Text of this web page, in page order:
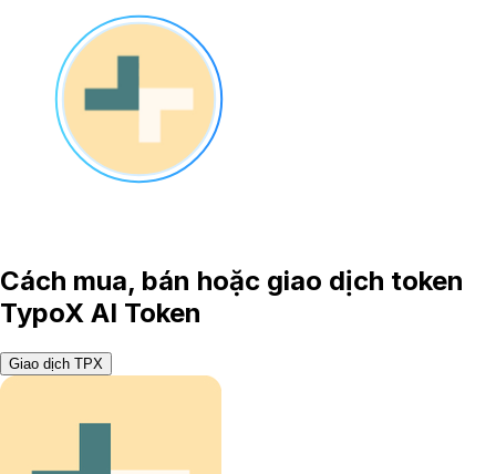
Cách mua, bán hoặc giao dịch token
TypoX AI Token
Giao dịch TPX